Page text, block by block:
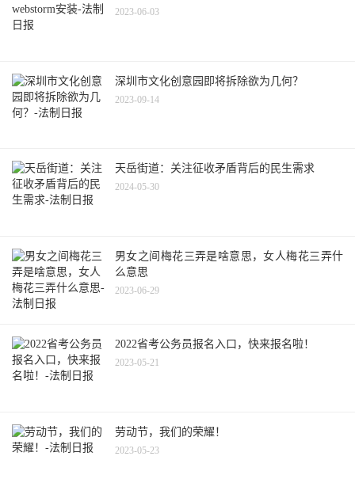
2023-06-03
深圳市文化创意园即将拆除欲为几何？
2023-09-14
天岳街道：关注征收矛盾背后的民生需求
2024-05-30
男女之间梅花三弄是啥意思，女人梅花三弄什
么意思
2023-06-29
2022省考公务员报名入口，快来报名啦！
2023-05-21
劳动节，我们的荣耀！
2023-05-23